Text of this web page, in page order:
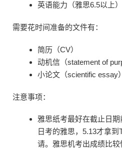
英语能力（雅思6.5以上）
需要花时间准备的文件有：
简历（CV）
动机信（statement of
小论文（scientific essay）
注意事项：
雅思纸考最好在截止日
日考的雅思，5.13才拿
请。雅思机考出成绩比